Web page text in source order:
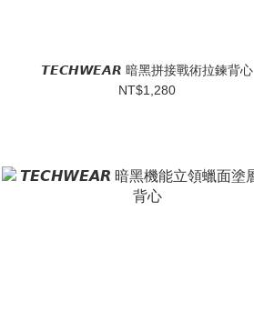
𝙏𝙀𝘾𝙃𝙒𝙀𝘼𝙍 暗黑拼接戰術拉鍊背心
NT$1,280